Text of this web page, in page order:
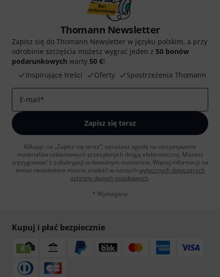
Thomann Newsletter
Zapisz się do Thomann Newsletter w języku polskim, a przy
odrobinie szczęścia możesz wygrać jeden z 50 bonów
podarunkowych warty 50 €!
Inspirujące treści
Oferty Spostrzeżenia Thomann
E-mail*
Zapisz się teraz
Klikając na „Zapisz się teraz”, wyrażasz zgodę na otrzymywanie
materialów reklamowych przesyłanych drogą elektroniczną. Możesz
zrezygnować z subskrypcji w dowolnym momencie. Więcej informacji na
temat newslettera można znaleźć w naszych wytycznych dotyczących
ochrony danych ososbowych.
* Wymagany
Kupuj i płać bezpiecznie